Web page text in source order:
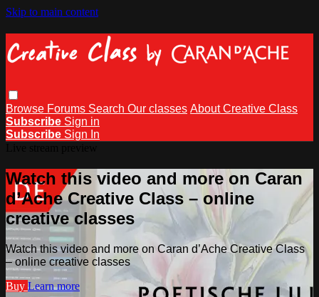
Skip to main content
Browse Forums Search Our classes About Creative Class
Subscribe Sign in
Subscribe Sign In
Watch this video and more on Caran
d’Ache Creative Class – online
creative classes
Watch this video and more on Caran d’Ache Creative Class
– online creative classes
Buy Learn more